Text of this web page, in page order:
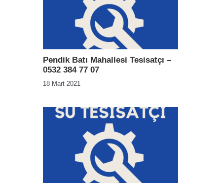
Pendik Batı Mahallesi Tesisatçı –
0532 384 77 07
18 Mart 2021